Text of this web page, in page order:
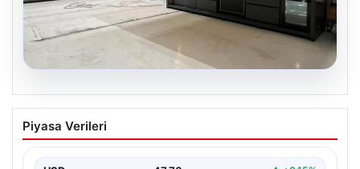
Açık Hava Mekanlarında Konfor ve
bahçe mutfağı Tasarımları
en önemli alanlarından bir tanesi haline gelmiştir.
Piyasa Verileri